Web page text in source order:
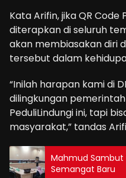
Kata Arifin, jika QR Code
diterapkan di seluruh
akan membiasakan diri
tersebut dalam
“Inilah harapan kami di
dilingkungan
PeduliLindungi ini, tapi
masyarakat,” tandas
Mahmud Sambut
Semangat Baru